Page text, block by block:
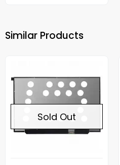
Similar Products
Sold Out